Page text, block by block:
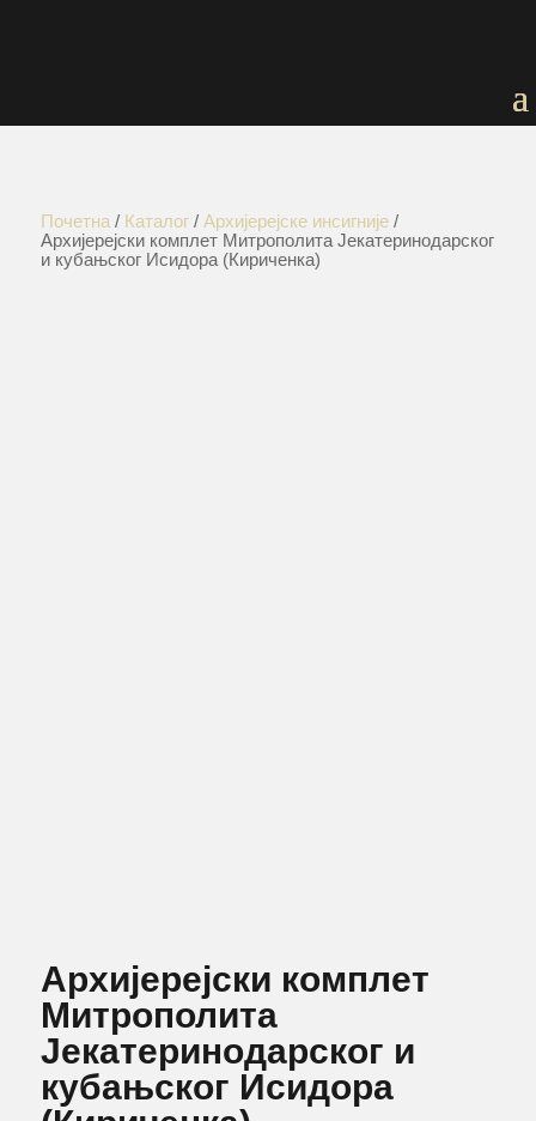
Почетна / Каталог/ Архијерејске инсигније/
Архијерејски комплет Митрополита Јекатеринодарског
и кубањског Исидора (Кириченка)
Архијерејски комплет
Митрополита
Јекатеринодарског и
кубањског Исидора